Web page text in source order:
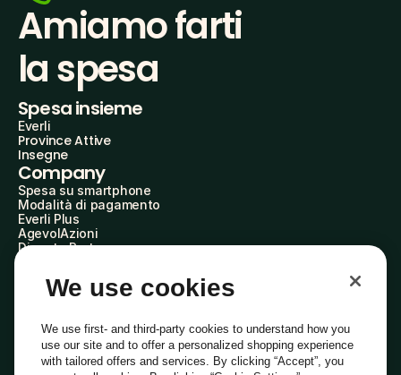
Amiamo farti
la spesa
Spesa insieme
Everli
Province Attive
Insegne
Company
Spesa su smartphone
Modalità di pagamento
Everli Plus
AgevolAzioni
Diventa Partner
Everli Shoppers
About Us
Everli News
Domande frequenti
Lavora con noi
Diventa Shopper
We use cookies
We use first- and third-party cookies to understand how you
use our site and to offer a personalized shopping experience
with tailored offers and services. By clicking “Accept”, you